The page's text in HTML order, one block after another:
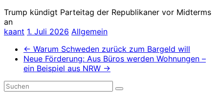
Trump kündigt Parteitag der Republikaner vor Midterms
an
kaant 1. Juli 2026 Allgemein
← Warum Schweden zurück zum Bargeld will
Neue Förderung: Aus Büros werden Wohnungen –
ein Beispiel aus NRW →